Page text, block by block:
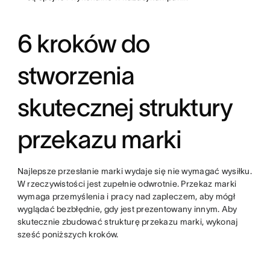
6 kroków do
stworzenia
skutecznej struktury
przekazu marki
Najlepsze przesłanie marki wydaje się nie wymagać wysiłku.
W rzeczywistości jest zupełnie odwrotnie. Przekaz marki
wymaga przemyślenia i pracy nad zapleczem, aby mógł
wyglądać bezbłędnie, gdy jest prezentowany innym. Aby
skutecznie zbudować strukturę przekazu marki, wykonaj
sześć poniższych kroków.